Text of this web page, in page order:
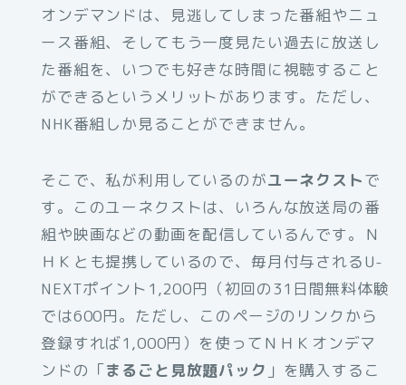
オンデマンドは、見逃してしまった番組やニュ
ース番組、そしてもう一度見たい過去に放送し
た番組を、いつでも好きな時間に視聴すること
ができるというメリットがあります。ただし、
NHK番組しか見ることができません。
そこで、私が利用しているのがユーネクストで
す。このユーネクストは、いろんな放送局の番
組や映画などの動画を配信しているんです。Ｎ
ＨＫとも提携しているので、毎月付与されるU-
NEXTポイント1,200円（初回の31日間無料体験
では600円。ただし、このページのリンクから
登録すれば1,000円）を使ってＮＨＫオンデマ
ンドの「まるごと見放題パック 」を購入するこ